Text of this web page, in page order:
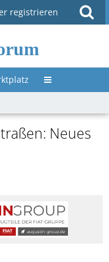
registrieren
Untermenü »
Neues